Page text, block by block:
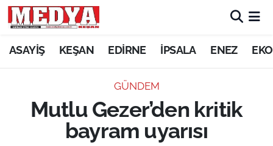
ASAYİŞ KEŞAN EDİRNE İPSALA ENEZ
GÜNDEM
Mutlu Gezer’den kritik
bayram uyarısı
KEŞAN
ASAYİŞ
SİYASET